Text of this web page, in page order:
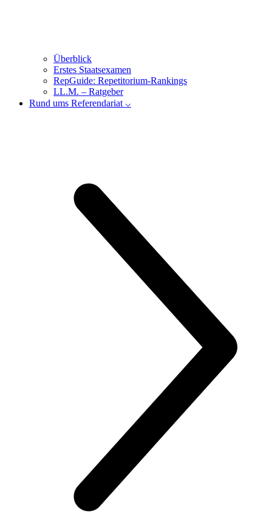
Überblick
Erstes Staatsexamen
RepGuide: Repetitorium-Rankings
LL.M. – Ratgeber
Rund ums Referendariat ⌵